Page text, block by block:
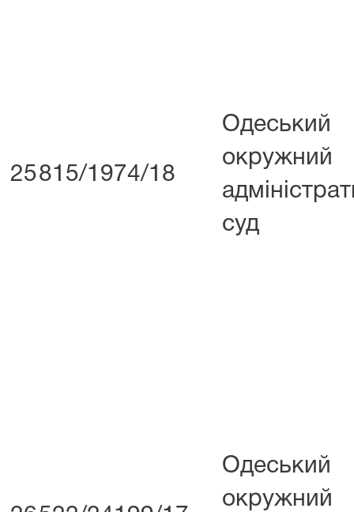
25815/1974/18
Одеський
окружний
суд
Одеський
окружний